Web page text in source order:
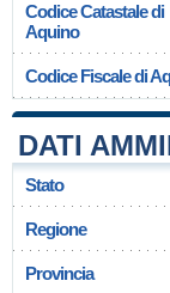
Codice Catastale di
Aquino
Codice Fiscale di
DATI
Stato
Regione
Provincia